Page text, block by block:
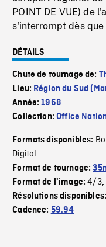
POINT DE VUE) de
s'interrompt dès
DÉTAILS
Chute de tournage de:
Lieu: Région du Sud
Année:1968
Collection:Office
Formats disponibles:
Digital
Format de tournage:
Format de l'image:4/3,
Résolutions
Cadence: 59.94